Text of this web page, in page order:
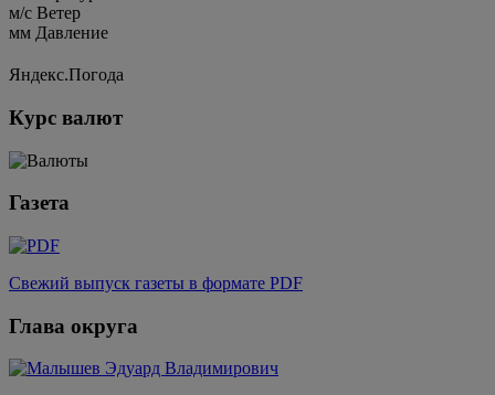
м/c Ветер
мм Давление
Яндекс.Погода
Курс валют
Газета
Свежий выпуск газеты в формате PDF
Глава округа